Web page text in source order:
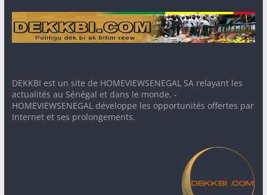
DEKKBI est un site de HOMEVIEWSENEGAL SA relayant les
actualités au Sénégal et dans le monde. -
HOMEVIEWSENEGAL développe les opportunités offertes par
Internet et ses prolongements.